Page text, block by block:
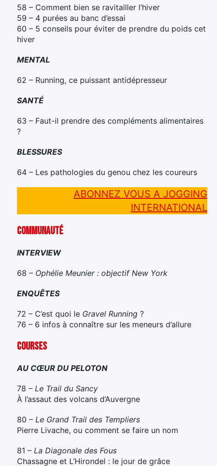
58 – Comment bien se ravitailler l’hiver
59 – 4 purées au banc d’essai
60 – 5 conseils pour éviter de prendre du poids cet
hiver
MENTAL
62 – Running, ce puissant antidépresseur
SANTÉ
63 – Faut-il prendre des compléments alimentaires
?
BLESSURES
64 – Les pathologies du genou chez les coureurs
ABONNEZ VOUS A JOGGING
INTERNATIONAL
COMMUNAUTÉ
INTERVIEW
68 – Ophélie Meunier : objectif New York
ENQUÊTES
72 – C’est quoi le Gravel Running ?
76 – 6 infos à connaître sur les meneurs d’allure
COURSES
AU CŒUR DU PELOTON
78 – Le Trail du Sancy
À l’assaut des volcans d’Auvergne
80 – Le Grand Trail des Templiers
Pierre Livache, ou comment se faire un nom
81 – La Diagonale des Fous
Chassagne et L’Hirondel : le jour de grâce